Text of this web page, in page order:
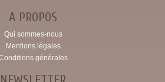
A PROPOS
Qui sommes-nous
Mentions légales
générales